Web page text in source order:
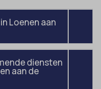
Loenen aan
diensten
aan de